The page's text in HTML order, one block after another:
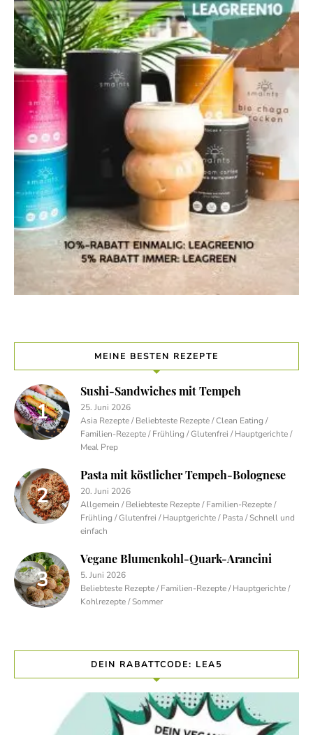
MEINE BESTEN REZEPTE
Sushi-Sandwiches mit Tempeh
25. Juni 2026
Asia Rezepte / Beliebteste Rezepte / Clean Eating /
Familien-Rezepte / Frühling / Glutenfrei / Hauptgerichte /
Meal Prep
Pasta mit köstlicher Tempeh-Bolognese
20. Juni 2026
Allgemein / Beliebteste Rezepte / Familien-Rezepte /
Frühling / Glutenfrei / Hauptgerichte / Pasta / Schnell und
einfach
Vegane Blumenkohl-Quark-Arancini
5. Juni 2026
Beliebteste Rezepte / Familien-Rezepte / Hauptgerichte /
Kohlrezepte / Sommer
DEIN RABATTCODE: LEA5